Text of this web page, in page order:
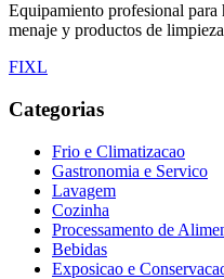
Equipamiento profesional
menaje y productos de
FIXL
Categorias
Frio e Climatizacao
Gastronomia e Servico
Lavagem
Cozinha
Processamento de
Bebidas
Exposicao e